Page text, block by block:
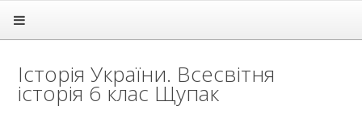
Підручники
1 клас
2 клас
Історія України. Всесвітня
історія 6 клас Щупак